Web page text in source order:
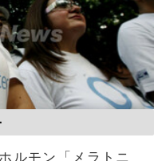
ルモン「メラトニ